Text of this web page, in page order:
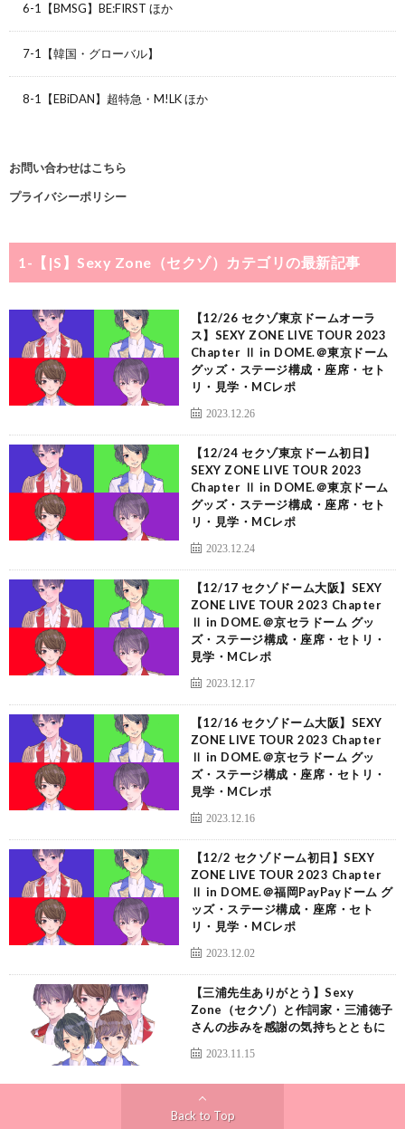
6-1【BMSG】BE:FIRST ほか
7-1【韓国・グローバル】
8-1【EBiDAN】超特急・M!LK ほか
お問い合わせはこちら
プライバシーポリシー
1-【|S】Sexy Zone（セクゾ） カテゴリの最新記事
【12/26 セクゾ東京ドームオーラ
ス】SEXY ZONE LIVE TOUR 2023
Chapter Ⅱ in DOME.＠東京ドーム
グッズ・ステージ構成・座席・セト
リ・見学・MCレポ
2023.12.26
【12/24 セクゾ東京ドーム初日】
SEXY ZONE LIVE TOUR 2023
Chapter Ⅱ in DOME.＠東京ドーム
グッズ・ステージ構成・座席・セト
リ・見学・MCレポ
2023.12.24
【12/17 セクゾドーム大阪】SEXY
ZONE LIVE TOUR 2023 Chapter
Ⅱ in DOME.＠京セラドーム グッ
ズ・ステージ構成・座席・セトリ・
見学・MCレポ
2023.12.17
【12/16 セクゾドーム大阪】SEXY
ZONE LIVE TOUR 2023 Chapter
Ⅱ in DOME.＠京セラドーム グッ
ズ・ステージ構成・座席・セトリ・
見学・MCレポ
2023.12.16
【12/2 セクゾドーム初日】SEXY
ZONE LIVE TOUR 2023 Chapter
Ⅱ in DOME.＠福岡PayPayドーム グ
ッズ・ステージ構成・座席・セト
リ・見学・MCレポ
2023.12.02
【三浦先生ありがとう】Sexy
Zone（セクゾ）と作詞家・三浦徳子
さんの歩みを感謝の気持ちとともに
2023.11.15
Back to Top